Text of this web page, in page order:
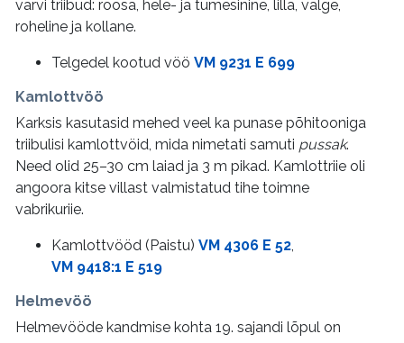
värvi triibud: roosa, hele- ja tumesinine, lilla, valge,
roheline ja kollane.
Telgedel kootud vöö VM 9231 E 699
Kamlottvöö
Karksis kasutasid mehed veel ka punase põhitooniga
triibulisi kamlottvöid, mida nimetati samuti pussak.
Need olid 25–30 cm laiad ja 3 m pikad. Kamlottriie oli
angoora kitse villast valmistatud tihe toimne
vabrikuriie.
Kamlottvööd (Paistu) VM 4306 E 52,
VM 9418:1 E 519
Helmevöö
Helmevööde kandmise kohta 19. sajandi lõpul on